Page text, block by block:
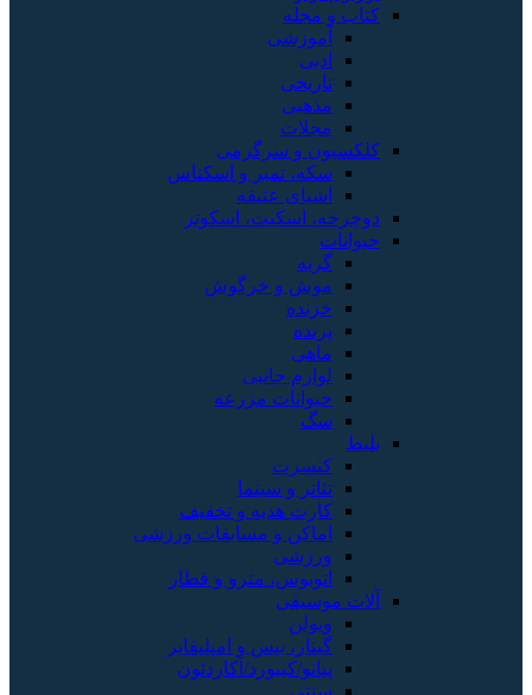
کتاب و مجله
آموزشی
ادبی
تاریخی
مذهبی
مجلات
کلکسیون و سرگرمی
سکه، تمبر و اسکناس
اشیای عتیقه
دوچرخه، اسکیت، اسکوتر
حیوانات
گربه
موش و خرگوش
خزنده
پرنده
ماهی
لوازم جانبی
حیوانات مزرعه
سگ
بلیط
کنسرت
تئاتر و سینما
کارت هدیه و تخفیف
اماکن و مسابقات ورزشی
ورزشی
اتوبوس، مترو و قطار
آلات موسیقی
ویولن
گیتار، بیس و امپلیفایر
پیانو/کیبورد/آکاردئون